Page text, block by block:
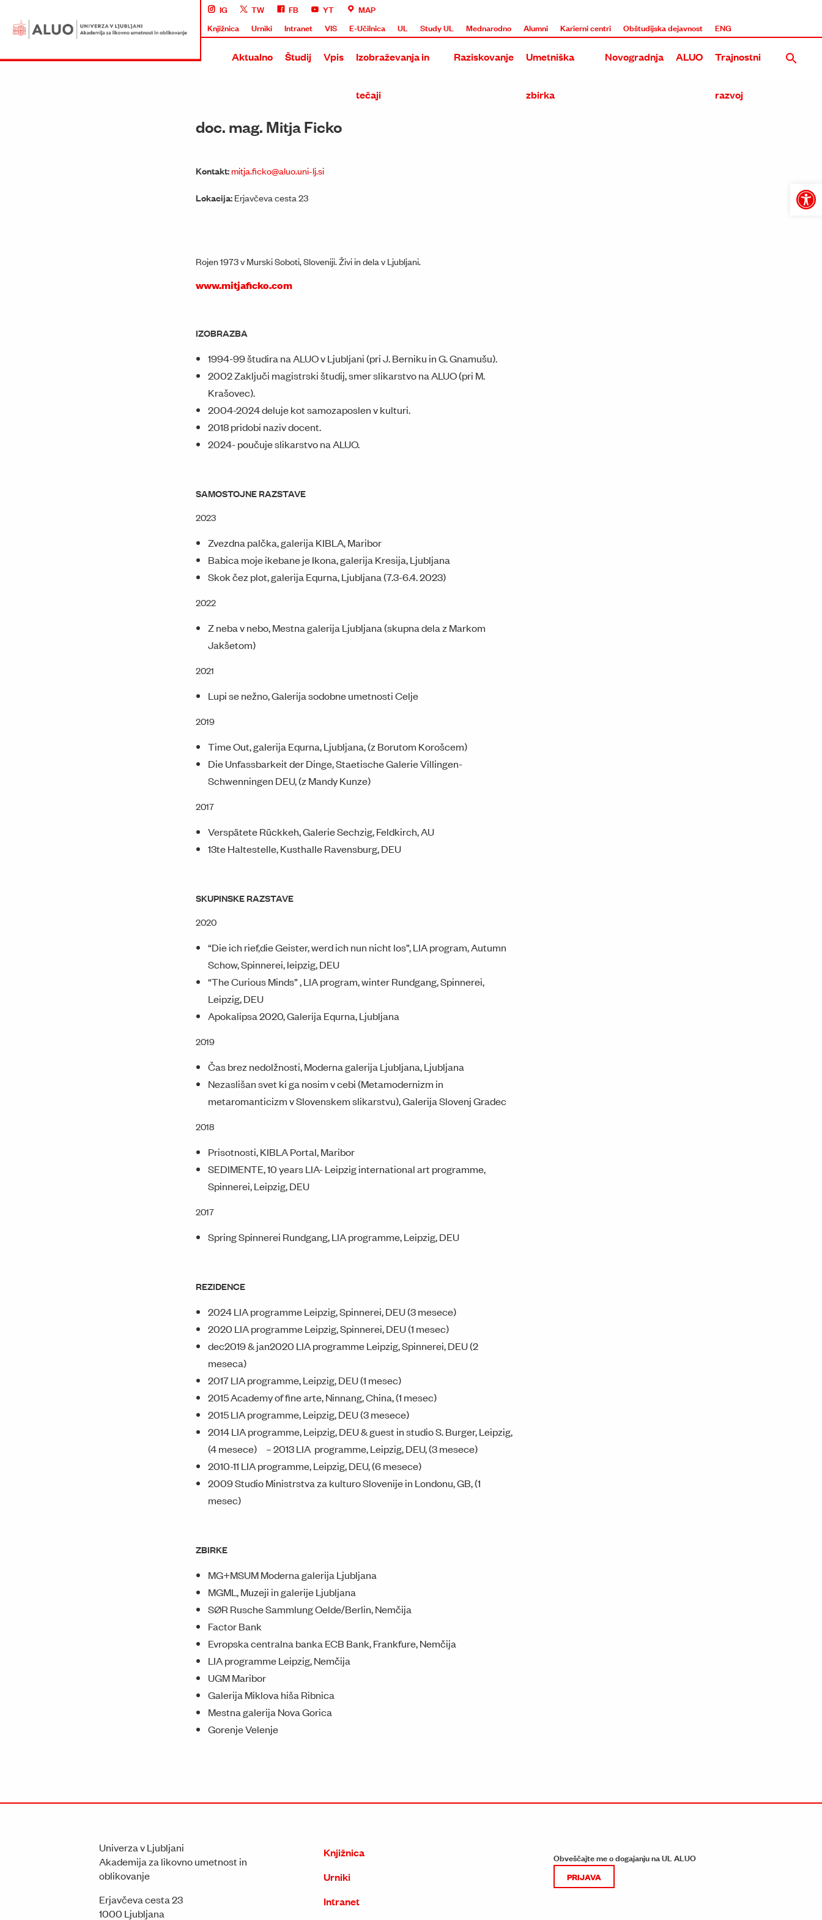
Open
IG TW FB YT
MAP
Knjižnica
Urniki Intranet VIS E-Učilnica UL Study UL Mednarodno Alumni Karierni centri Obštudijska dejavnost ENG
Aktualno Študij Vpis Izobraževanja in
tečaji
Raziskovanje Umetniška
zbirka
Novogradnja ALUO Trajnostni
razvoj
doc. mag. Mitja Ficko
Kontakt:mitja.ficko@aluo.uni-lj.si
Lokacija:Erjavčeva cesta 23
Rojen 1973 v Murski Soboti, Sloveniji. Živi in dela v Ljubljani.
www.mitjaficko.com
IZOBRAZBA
1994-99 študira na ALUO v Ljubljani (pri J. Berniku in G. Gnamušu).
2002 Zaključi magistrski študij, smer slikarstvo na ALUO (pri M.
Krašovec).
2004-2024 deluje kot samozaposlen v kulturi.
2018 pridobi naziv docent.
2024- poučuje slikarstvo na ALUO.
SAMOSTOJNE RAZSTAVE
2023
Zvezdna palčka, galerija KIBLA, Maribor
Babica moje ikebane je Ikona, galerija Kresija, Ljubljana
Skok čez plot, galerija Equrna, Ljubljana (7.3-6.4. 2023)
2022
Z neba v nebo, Mestna galerija Ljubljana (skupna dela z Markom
Jakšetom)
2021
Lupi se nežno, Galerija sodobne umetnosti Celje
2019
Time Out, galerija Equrna, Ljubljana, (z Borutom Korošcem)
Die Unfassbarkeit der Dinge, Staetische Galerie Villingen-
Schwenningen DEU, (z Mandy Kunze)
2017
Verspätete Rückkeh, Galerie Sechzig, Feldkirch, AU
13te Haltestelle, Kusthalle Ravensburg, DEU
SKUPINSKE RAZSTAVE
2020
“Die ich rief,die Geister, werd ich nun nicht los”, LIA program, Autumn
Schow, Spinnerei, leipzig, DEU
“The Curious Minds” , LIA program, winter Rundgang, Spinnerei,
Leipzig, DEU
Apokalipsa 2020, Galerija Equrna, Ljubljana
2019
Čas brez nedolžnosti, Moderna galerija Ljubljana, Ljubljana
Nezaslišan svet ki ga nosim v cebi (Metamodernizm in
metaromanticizm v Slovenskem slikarstvu), Galerija Slovenj Gradec
2018
Prisotnosti, KIBLA Portal, Maribor
SEDIMENTE, 10 years LIA- Leipzig international art programme,
Spinnerei, Leipzig, DEU
2017
Spring Spinnerei Rundgang, LIA programme, Leipzig, DEU
REZIDENCE
2024 LIA programme Leipzig, Spinnerei, DEU (3 mesece)
2020 LIA programme Leipzig, Spinnerei, DEU (1 mesec)
dec2019 & jan2020 LIA programme Leipzig, Spinnerei, DEU (2
meseca)
2017 LIA programme, Leipzig, DEU (1 mesec)
2015 Academy of fine arte, Ninnang, China, (1 mesec)
2015 LIA programme, Leipzig, DEU (3 mesece)
2014 LIA programme, Leipzig, DEU & guest in studio S. Burger, Leipzig,
(4 mesece) – 2013 LIA programme, Leipzig, DEU, (3 mesece)
2010-11 LIA programme, Leipzig, DEU, (6 mesece)
2009 Studio Ministrstva za kulturo Slovenije in Londonu, GB, (1
mesec)
ZBIRKE
MG+MSUM Moderna galerija Ljubljana
MGML, Muzeji in galerije Ljubljana
SØR Rusche Sammlung Oelde/Berlin, Nemčija
Factor Bank
Evropska centralna banka ECB Bank, Frankfure, Nemčija
LIA programme Leipzig, Nemčija
UGM Maribor
Galerija Miklova hiša Ribnica
Mestna galerija Nova Gorica
Gorenje Velenje
Univerza v Ljubljani
Akademija za likovno umetnost in
oblikovanje
Erjavčeva cesta 23
1000 Ljubljana
Knjižnica
Urniki
Intranet
Obveščajte me o dogajanju na UL ALUO
PRIJAVA